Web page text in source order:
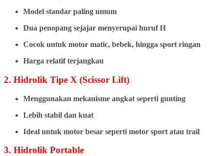
Model standar paling umum
Dua penopang sejajar menyerupai huruf H
Cocok untuk motor matic, bebek, hingga sport ringan
Harga relatif terjangkau
2. Hidrolik Tipe X (Scissor Lift)
Menggunakan mekanisme angkat seperti gunting
Lebih stabil dan kuat
Ideal untuk motor besar seperti motor sport atau trail
3. Hidrolik Portable